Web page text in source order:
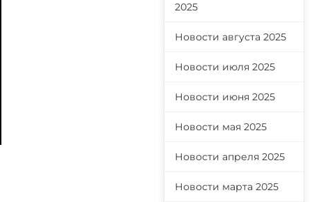
2025
Новости августа 2025
Новости июля 2025
Новости июня 2025
Новости мая 2025
Новости апреля 2025
Новости марта 2025